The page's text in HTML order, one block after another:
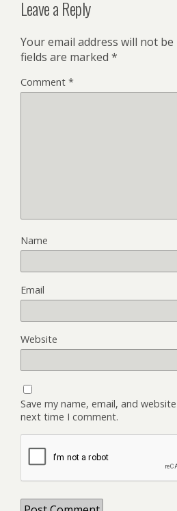
Leave a Reply
Your email address will not be
fields are marked *
Comment *
Name
Email
Website
Save my name, email, and
next time I comment.